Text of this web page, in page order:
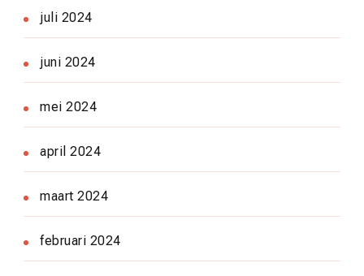
juli 2024
juni 2024
mei 2024
april 2024
maart 2024
februari 2024